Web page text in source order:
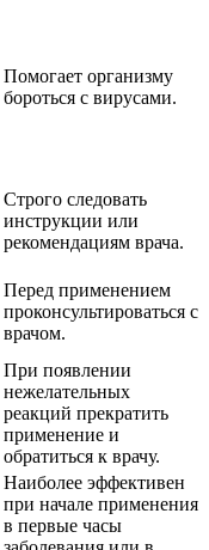
Помогает организму
бороться с вирусами.
Строго следовать
инструкции или
рекомендациям врача.
Перед применением
проконсультироваться с
врачом.
При появлении
нежелательных
реакций прекратить
применение и
обратиться к врачу.
Наиболее эффективен
при начале применения
в первые часы